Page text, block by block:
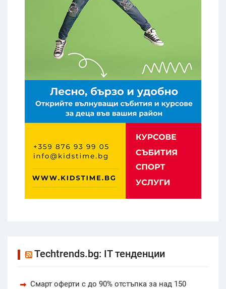
Techtrends.bg: IT тенденции
Смарт оферти с до 90% отстъпка за над 150